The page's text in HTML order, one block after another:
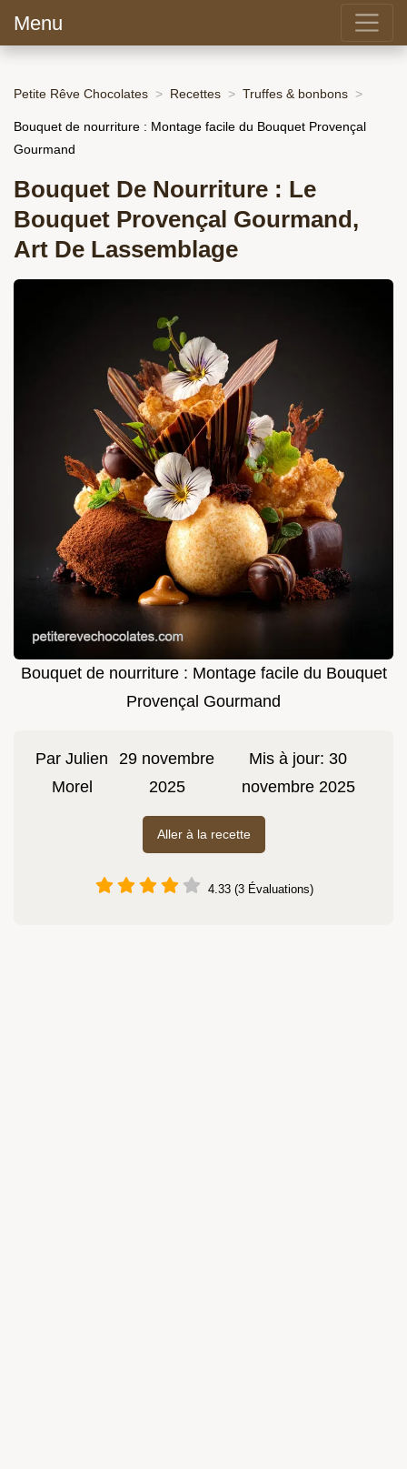
Menu
Petite Rêve Chocolates Recettes Truffes & bonbons
Bouquet de nourriture : Montage facile du Bouquet Provençal
Gourmand
Bouquet De Nourriture : Le
Bouquet Provençal Gourmand,
Art De Lassemblage
Bouquet de nourriture : Montage facile du Bouquet
Provençal Gourmand
ParJulien
Morel
29 novembre
2025
Mis à jour: 30
novembre 2025
Aller à la recette
4.33 (3 Évaluations)